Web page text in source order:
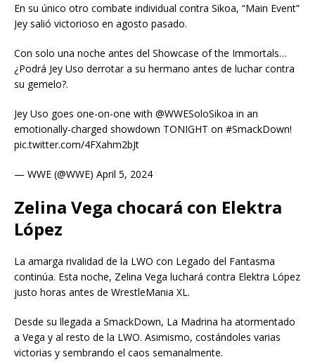
En su único otro combate individual contra Sikoa, “Main Event”
Jey salió victorioso en agosto pasado.
Con solo una noche antes del Showcase of the Immortals…
¿Podrá Jey Uso derrotar a su hermano antes de luchar contra
su gemelo?.
Jey Uso goes one-on-one with @WWESoloSikoa in an
emotionally-charged showdown TONIGHT on #SmackDown!
pic.twitter.com/4FXahm2bJt
— WWE (@WWE) April 5, 2024
Zelina Vega chocará con Elektra
López
La amarga rivalidad de la LWO con Legado del Fantasma
continúa. Esta noche, Zelina Vega luchará contra Elektra López
justo horas antes de WrestleMania XL.
Desde su llegada a SmackDown, La Madrina ha atormentado
a Vega y al resto de la LWO. Asimismo, costándoles varias
victorias y sembrando el caos semanalmente.